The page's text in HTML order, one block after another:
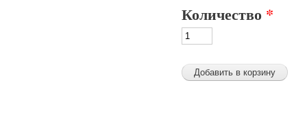
Количество *